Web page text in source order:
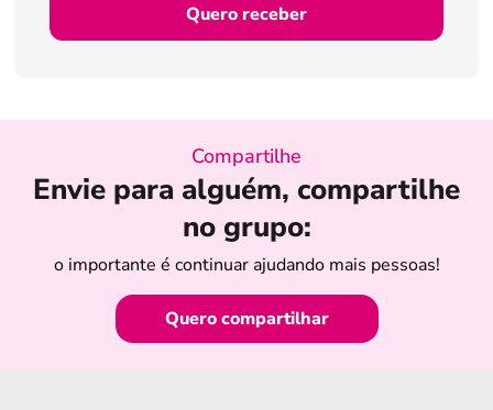
Quero receber
Compartilhe
Envie para alguém, compartilhe
no grupo:
o importante é continuar ajudando mais pessoas!
Quero compartilhar